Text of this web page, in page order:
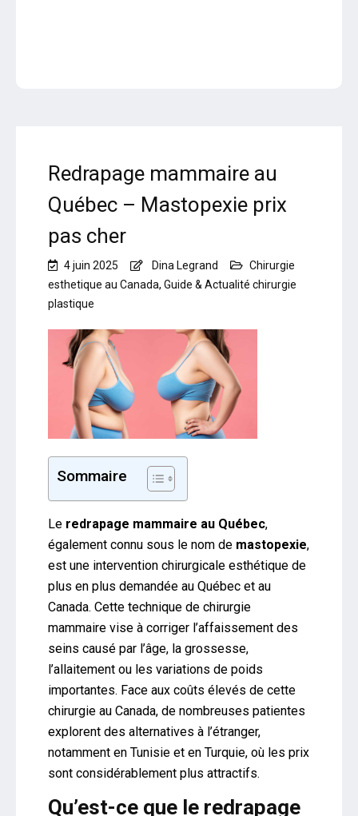
Redrapage mammaire au
Québec – Mastopexie prix
pas cher
4 juin 2025 Dina Legrand
Chirurgie
esthetique au Canada, Guide & Actualité chirurgie
plastique
Sommaire
Le redrapage mammaire au Québec,
également connu sous le nom de mastopexie,
est une intervention chirurgicale esthétique de
plus en plus demandée au Québec et au
Canada. Cette technique de chirurgie
mammaire vise à corriger l’affaissement des
seins causé par l’âge, la grossesse,
l’allaitement ou les variations de poids
importantes. Face aux coûts élevés de cette
chirurgie au Canada, de nombreuses patientes
explorent des alternatives à l’étranger,
notamment en Tunisie et en Turquie, où les prix
sont considérablement plus attractifs.
Qu’est-ce que le redrapage